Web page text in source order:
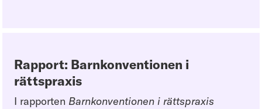
Rapport: Barnkonventionen i
rättspraxis
I rapporten Barnkonventionen i rättspraxis